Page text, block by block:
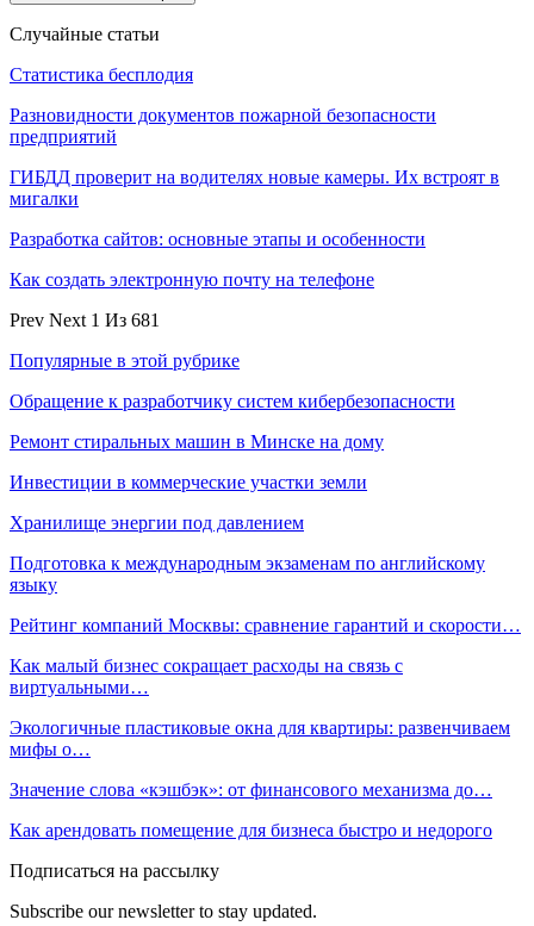
Случайные статьи
Статистика бесплодия
Разновидности документов пожарной безопасности
предприятий
ГИБДД проверит на водителях новые камеры. Их встроят в
мигалки
Разработка сайтов: основные этапы и особенности
Как создать электронную почту на телефоне
Prev Next 1 Из 681
Популярные в этой рубрике
Обращение к разработчику систем кибербезопасности
Ремонт стиральных машин в Минске на дому
Инвестиции в коммерческие участки земли
Хранилище энергии под давлением
Подготовка к международным экзаменам по английскому
языку
Рейтинг компаний Москвы: сравнение гарантий и скорости…
Как малый бизнес сокращает расходы на связь с
виртуальными…
Экологичные пластиковые окна для квартиры: развенчиваем
мифы о…
Значение слова «кэшбэк»: от финансового механизма до…
Как арендовать помещение для бизнеса быстро и недорого
Подписаться на рассылку
Subscribe our newsletter to stay updated.